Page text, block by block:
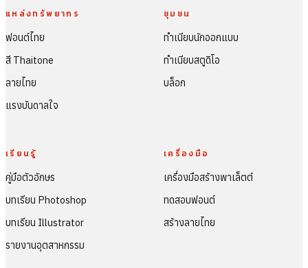
แหล่งทรัพยากร
ฟอนต์ไทย
สี Thaitone
ลายไทย
แรงบันดาลใจ
ชุมชน
ทำเนียบนักออกแบบ
ทำเนียบสตูดิโอ
บล็อก
เรียนรู้
คู่มือตัวอักษร
บทเรียน Photoshop
บทเรียน Illustrator
รายงานอุตสาหกรรม
เครื่องมือ
เครื่องมือสร้างพาเล็ตต์
ทดสอบฟอนต์
สร้างลายไทย